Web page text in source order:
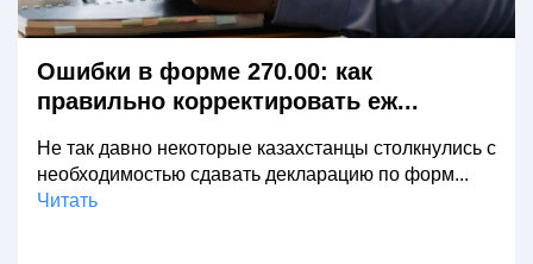
Ошибки в форме 270.00: как
правильно корректировать еж...
Не так давно некоторые казахстанцы столкнулись с
необходимостью сдавать декларацию по форм...
Читать